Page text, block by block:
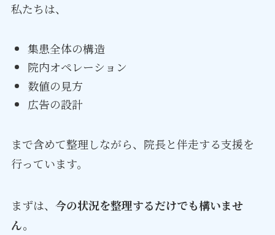
私たちは、
集患全体の構造
院内オペレーション
数値の見方
広告の設計
まで含めて整理しながら、院長と伴走する支援を
行っています。
まずは、 今の状況を整理するだけでも構いませ
ん。